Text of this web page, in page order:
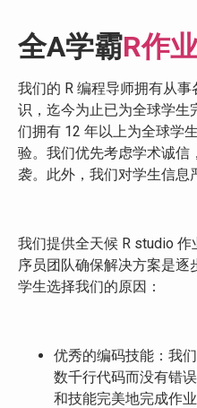
全A学霸R作
我们的 R 编程导师拥有从
识，迄今为止已为全球学生
们拥有 12 年以上为全球学
验。我们优先考虑学术诚信
袭。此外，我们对学生信息
我们提供全天候 R studio
序员团队确保解决方案是逐
学生选择我们的原因：
优秀的编码技能：我
数千行代码而没有错
和技能完美地完成作业